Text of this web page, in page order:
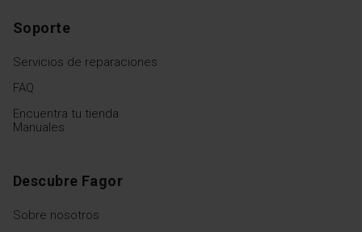
Soporte
Servicios de reparaciones
FAQ
Encuentra tu tienda
Manuales
Descubre Fagor
Sobre nosotros